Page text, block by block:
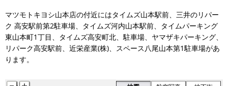
マツモトキヨシ山本店の付近にはタイムズ山本駅前、三井のリパー
ク 高安駅前第2駐車場、タイムズ河内山本駅前、タイムパーキング
東山本町1丁目、タイムズ高安町北、駐車場、ヤマザキパーキング、
リパーク高安駅前、近栄産業(株)、スペース八尾山本第1駐車場があ
ります。
タイムズ山本駅前
タイムズ河内山本駅前